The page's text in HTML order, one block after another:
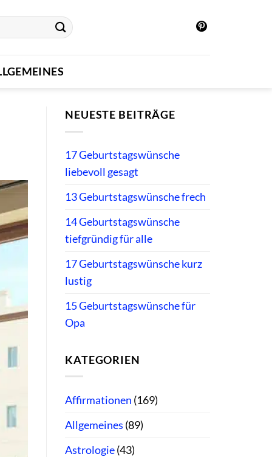
NEUESTE BEITRÄGE
17 Geburtstagswünsche
liebevoll gesagt
13 Geburtstagswünsche frech
14 Geburtstagswünsche
tiefgründig für alle
17 Geburtstagswünsche kurz
lustig
15 Geburtstagswünsche für
Opa
KATEGORIEN
Affirmationen (169)
Allgemeines (89)
Astrologie(43)